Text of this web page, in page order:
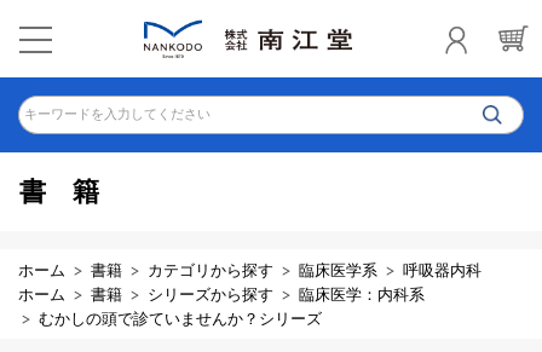
キーワードを入力してください
書籍
ホーム 書籍 カテゴリから探す 臨床医学系
呼吸器内科
ホーム
書籍 シリーズから探す
臨床医学：内科系
むかしの頭で診ていませんか？シリーズ